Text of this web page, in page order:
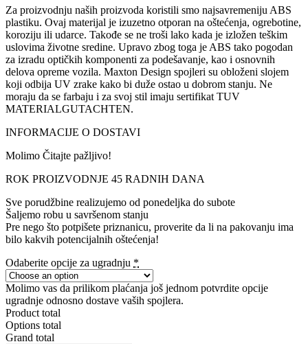
Za proizvodnju naših proizvoda koristili smo najsavremeniju ABS
plastiku. Ovaj materijal je izuzetno otporan na oštećenja, ogrebotine,
koroziju ili udarce. Takođe se ne troši lako kada je izložen teškim
uslovima životne sredine. Upravo zbog toga je ABS tako pogodan
za izradu optičkih komponenti za podešavanje, kao i osnovnih
delova opreme vozila. Maxton Design spojleri su obloženi slojem
koji odbija UV zrake kako bi duže ostao u dobrom stanju. Ne
moraju da se farbaju i za svoj stil imaju sertifikat TUV
MATERIALGUTACHTEN.
INFORMACIJE O DOSTAVI
Molimo Čitajte pažljivo!
ROK PROIZVODNJE 45 RADNIH DANA
Sve porudžbine realizujemo od ponedeljka do subote
Šaljemo robu u savršenom stanju
Pre nego što potpišete priznanicu, proverite da li na pakovanju ima
bilo kakvih potencijalnih oštećenja!
Odaberite opcije za ugradnju *
Molimo vas da prilikom plaćanja još jednom potvrdite opcije
ugradnje odnosno dostave vaših spojlera.
Product total
Options total
Grand total